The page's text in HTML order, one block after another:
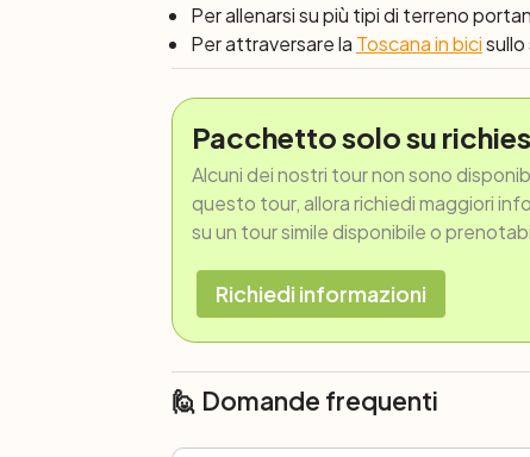
Per allenarsi su più tipi di terreno
Per attraversare la Toscana in bici
Pacchetto solo su
Alcuni dei nostri tour non sono
questo tour, allora richiedi maggiori
su un tour simile disponibile o
Richiedi informazioni
🙋 Domande frequenti